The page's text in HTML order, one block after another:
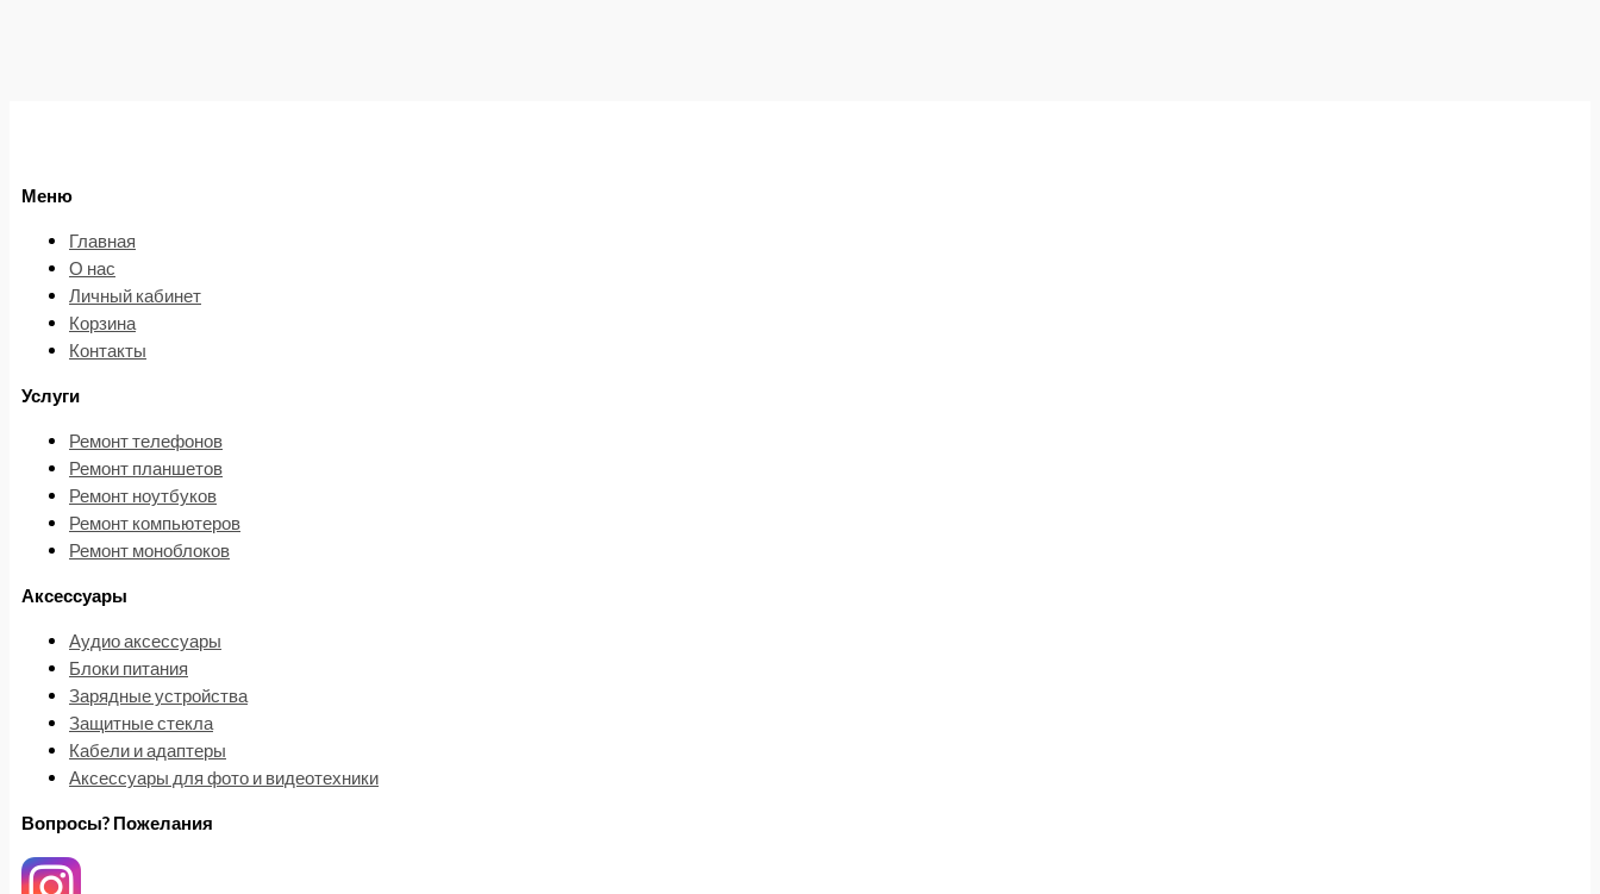
Меню
Главная
О нас
Личный кабинет
Корзина
Контакты
Услуги
Ремонт телефонов
Ремонт планшетов
Ремонт ноутбуков
Ремонт компьютеров
Ремонт моноблоков
Аксессуары
Аудио аксессуары
Блоки питания
Зарядные устройства
Защитные стекла
Кабели и адаптеры
Аксессуары для фото и видеотехники
Вопросы? Пожелания